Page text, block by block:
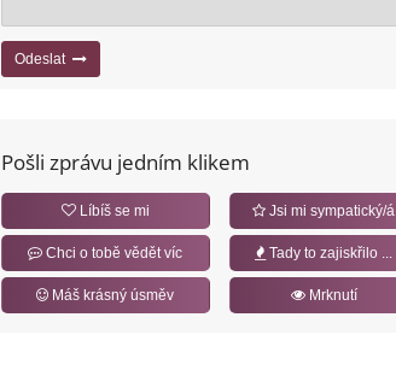
Odeslat
Pošli zprávu jedním klikem
Líbíš se mi Jsi mi sympatický/á
Chci o tobě vědět víc Tady to zajiskřilo ...
Máš krásný úsměv Mrknutí